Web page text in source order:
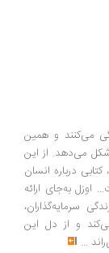
و همین
از این
انسان
ارائه
از دل این